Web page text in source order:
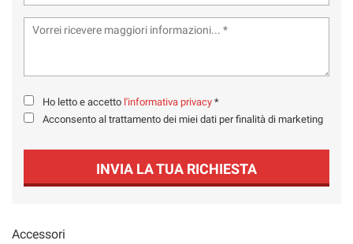
Ho letto e accetto l'informativa privacy *
Acconsento al trattamento dei miei dati per finalità di marketing
INVIA LA TUA RICHIESTA
Accessori
policy
le